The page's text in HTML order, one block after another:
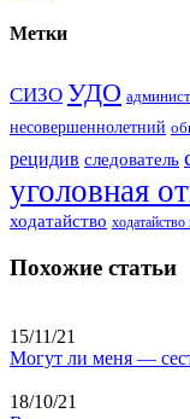
Метки
СИЗО УДО
несовершеннолетний
рецидив следователь
уголовная
ходатайство ходатайство
Похожие статьи
15/11/21
Могут ли меня —
18/10/21